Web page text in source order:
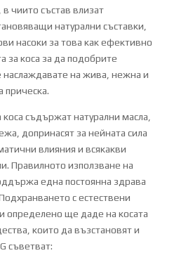
чиито състав влизат
натурални съставки,
насоки за това как ефективно
за коса за да подобрите
наслаждавате на жива, нежна и
съдържат натурални масла,
допринасят за нейната сила
влияния и всякакви
Правилното използване на
една постоянна здрава
с естествени
определено ще даде на косата
които да възстановят и
съветват: